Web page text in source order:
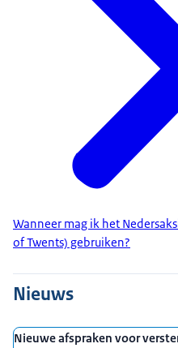
Wanneer mag ik het
of Twents) gebruiken?
Nieuws
Nieuwe afspraken voor